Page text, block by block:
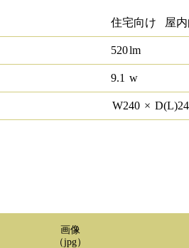
住宅向け 屋
520lm
9.1 w
W240 × D(L)
画像
（jpg）